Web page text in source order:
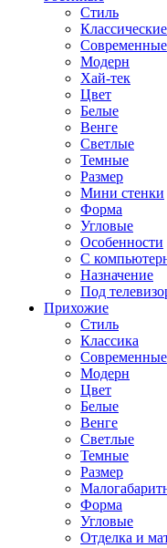
Стиль
Классические
Современные
Модерн
Хай-тек
Цвет
Белые
Венге
Светлые
Темные
Размер
Мини стенки
Форма
Угловые
Особенности
С
Назначение
Под
Прихожие
Стиль
Классика
Современные
Модерн
Цвет
Белые
Венге
Светлые
Темные
Размер
Форма
Угловые
Отделка и